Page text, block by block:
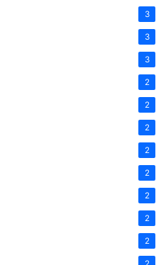
3
3
3
2
2
2
2
2
2
2
2